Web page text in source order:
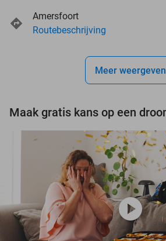
events
Amersfoort
Routebeschrijving
Meer weergeven
play_circle